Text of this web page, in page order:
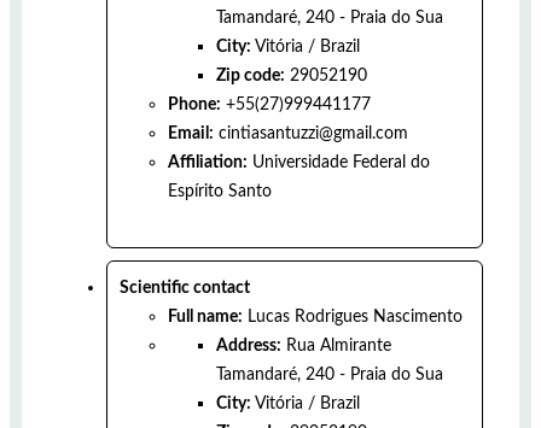
Tamandaré, 240 - Praia do Sua
City: Vitória / Brazil
Zip code: 29052190
Phone: +55(27)999441177
Email: cintiasantuzzi@gmail.com
Affiliation: Universidade Federal do
Espírito Santo
Scientific contact
Full name: Lucas Rodrigues Nascimento
Address: Rua Almirante
Tamandaré, 240 - Praia do Sua
City: Vitória / Brazil